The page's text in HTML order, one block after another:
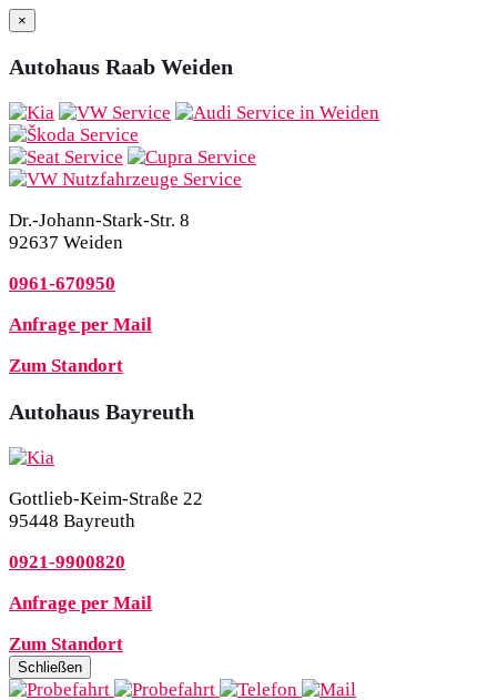
×
Autohaus Raab Weiden
Dr.-Johann-Stark-Str. 8
92637 Weiden
0961-670950
Anfrage per Mail
Zum Standort
Autohaus Bayreuth
Gottlieb-Keim-Straße 22
95448 Bayreuth
0921-9900820
Anfrage per Mail
Zum Standort
Schließen